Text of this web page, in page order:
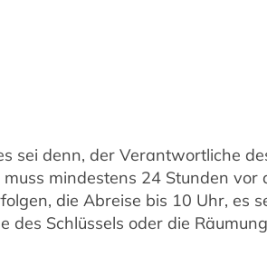
sei denn, der Verantwortliche
mindestens 24 Stunden vor
die Abreise bis 10 Uhr, es
Schlüssels oder die